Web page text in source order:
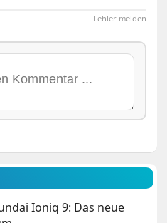
Fehler melden
Ioniq 9: Das neue